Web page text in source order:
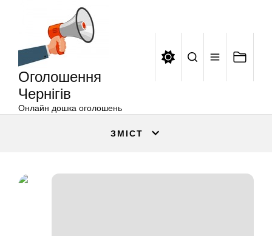
Оголошення
Чернігів
Онлайн дошка оголошень
ЗМІСТ